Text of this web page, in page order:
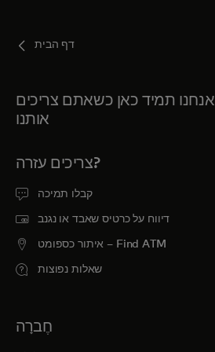
למען העולם
חדשות ומגמות
דף הבית
אנחנו תמיד כאן כשאתם צריכים
אותנו
צריכים עזרה?
קבלו תמיכה
דיווח על כרטיס שאבד או נגנב
איתור כספומט – Find ATM
שאלות נפוצות
חֶברָה